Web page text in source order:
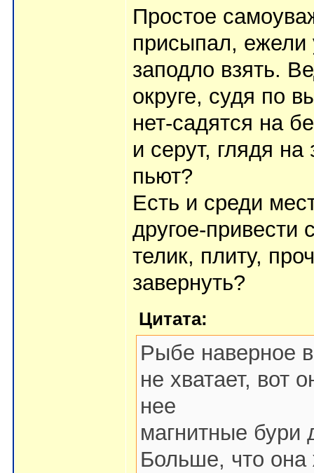
Простое
присыпал, ежели
заподло взять.
округе, судя по
нет-садятся на
и серут, глядя
пьют?
Есть и среди
другое-привести
телик, плиту,
завернуть?
Цитата:
Рыбе наверное
не хватает, вот
нее
магнитные бури
Больше, что она